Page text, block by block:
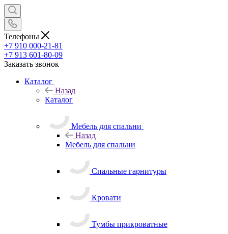
Телефоны
+7 910 000-21-81
+7 913 601-80-09
Заказать звонок
Каталог
Назад
Каталог
Мебель для спальни
Назад
Мебель для спальни
Спальные гарнитуры
Кровати
Тумбы прикроватные